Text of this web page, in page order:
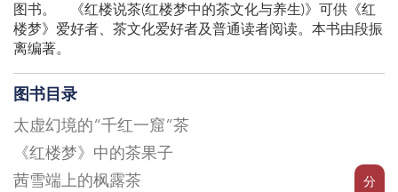
分
图书。 《红楼说茶(红楼梦中的茶文化与养生)》可供《红
楼梦》爱好者、茶文化爱好者及普通读者阅读。本书由段振
离编著。
图书目录
太虚幻境的“千红一窟”茶
《红楼梦》中的茶果子
茜雪端上的枫露茶